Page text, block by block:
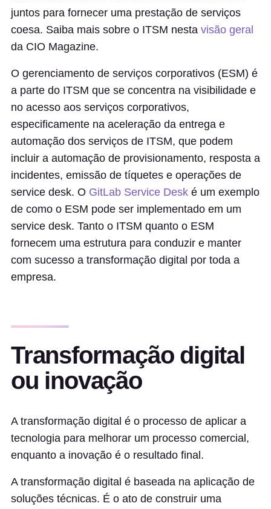
juntos para fornecer uma prestação de serviços
coesa. Saiba mais sobre o ITSM nesta visão geral
da CIO Magazine.
O gerenciamento de serviços corporativos (ESM) é
a parte do ITSM que se concentra na visibilidade e
no acesso aos serviços corporativos,
especificamente na aceleração da entrega e
automação dos serviços de ITSM, que podem
incluir a automação de provisionamento, resposta a
incidentes, emissão de tíquetes e operações de
service desk. O GitLab Service Desk é um exemplo
de como o ESM pode ser implementado em um
service desk. Tanto o ITSM quanto o ESM
fornecem uma estrutura para conduzir e manter
com sucesso a transformação digital por toda a
empresa.
Transformação digital
ou inovação
A transformação digital é o processo de aplicar a
tecnologia para melhorar um processo comercial,
enquanto a inovação é o resultado final.
A transformação digital é baseada na aplicação de
soluções técnicas. É o ato de construir uma